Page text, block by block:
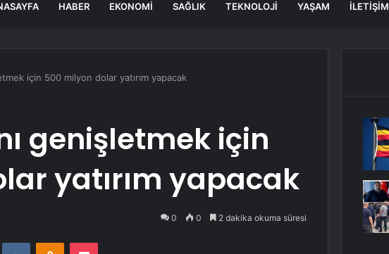
HABER EKONOMI SAĞLIK TEKNOLOJI YAŞAM İLETIŞIM
için 500 milyon dolar yatırım yapacak
genişletmek için
yatırım yapacak
0 0 2 dakika okuma süresi
VKontakteOdnoklassniki
Pocket